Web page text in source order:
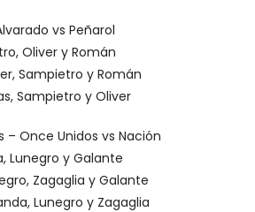
vs Peñarol
Oliver y Román
Sampietro y Román
Sampietro y Oliver
– Once Unidos vs Nación
Lunegro y Galante
Zagaglia y Galante
Lunegro y Zagaglia